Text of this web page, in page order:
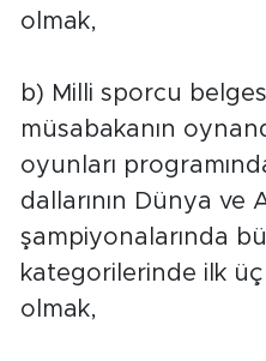
olmak,
b) Milli sporcu
müsabakanın
oyunları
dallarının Dünya ve
şampiyonalarında
kategorilerinde ilk
olmak,